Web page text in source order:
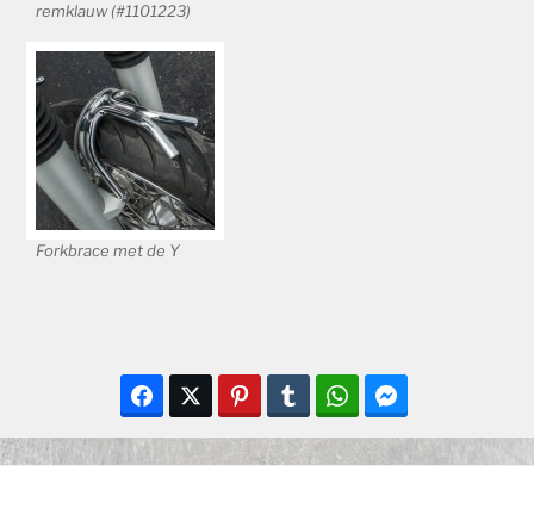
remklauw (#1101223)
Forkbrace met de Y